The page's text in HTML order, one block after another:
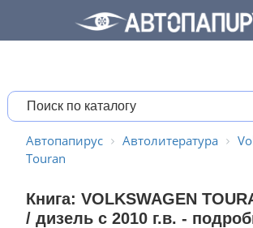
Автопапирус Автолитература
Touran
Книга: VOLKSWAGEN
/ дизель с 2010 г.в. -